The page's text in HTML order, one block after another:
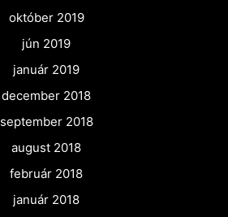
október 2019
jún 2019
január 2019
december 2018
september 2018
august 2018
február 2018
január 2018